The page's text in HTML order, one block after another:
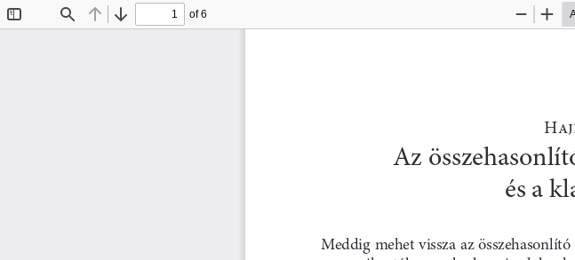
Find Previous
Next
of 6
Zoom
Zoom
Meddig mehet vissza az
Az
és a